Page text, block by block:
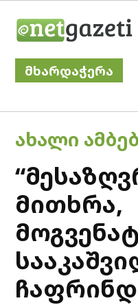
მხარდაჭერა
POSTED
IN
ᲐᲮᲐᲚᲘ
მითხრა,